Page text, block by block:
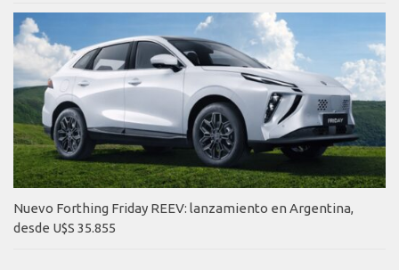
Nuevo Forthing Friday REEV: lanzamiento en Argentina,
desde U$S 35.855